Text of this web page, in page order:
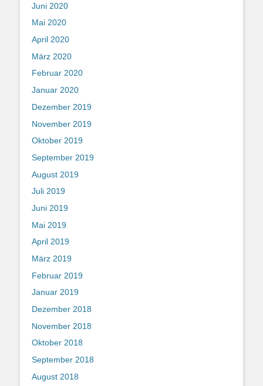
Juni 2020
Mai 2020
April 2020
März 2020
Februar 2020
Januar 2020
Dezember 2019
November 2019
Oktober 2019
September 2019
August 2019
Juli 2019
Juni 2019
Mai 2019
April 2019
März 2019
Februar 2019
Januar 2019
Dezember 2018
November 2018
Oktober 2018
September 2018
August 2018